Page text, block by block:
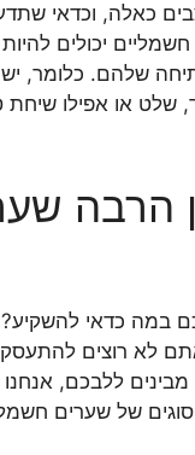
כאלה, וכדאי
יכולים להיות
שלהם. כלומר,
שלט או אפילו שיחת
הרבה
במה כדאי
לא רוצים להתעסק
ללבכם,
של שערים